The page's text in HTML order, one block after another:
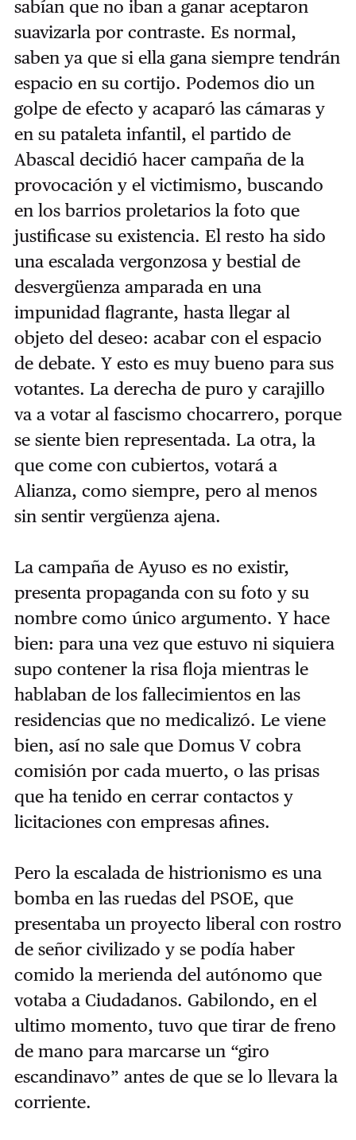
sabían que no iban a ganar aceptaron
suavizarla por contraste. Es normal,
saben ya que si ella gana siempre tendrán
espacio en su cortijo. Podemos dio un
golpe de efecto y acaparó las cámaras y
en su pataleta infantil, el partido de
Abascal decidió hacer campaña de la
provocación y el victimismo, buscando
en los barrios proletarios la foto que
justificase su existencia. El resto ha sido
una escalada vergonzosa y bestial de
desvergüenza amparada en una
impunidad flagrante, hasta llegar al
objeto del deseo: acabar con el espacio
de debate. Y esto es muy bueno para sus
votantes. La derecha de puro y carajillo
va a votar al fascismo chocarrero, porque
se siente bien representada. La otra, la
que come con cubiertos, votará a
Alianza, como siempre, pero al menos
sin sentir vergüenza ajena.
La campaña de Ayuso es no existir,
presenta propaganda con su foto y su
nombre como único argumento. Y hace
bien: para una vez que estuvo ni siquiera
supo contener la risa floja mientras le
hablaban de los fallecimientos en las
residencias que no medicalizó. Le viene
bien, así no sale que Domus V cobra
comisión por cada muerto, o las prisas
que ha tenido en cerrar contactos y
licitaciones con empresas afines.
Pero la escalada de histrionismo es una
bomba en las ruedas del PSOE, que
presentaba un proyecto liberal con rostro
de señor civilizado y se podía haber
comido la merienda del autónomo que
votaba a Ciudadanos. Gabilondo, en el
ultimo momento, tuvo que tirar de freno
de mano para marcarse un “giro
escandinavo” antes de que se lo llevara la
corriente.